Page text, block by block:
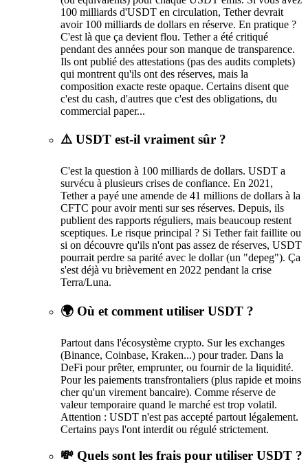
100 milliards d'USDT en circulation, Tether devrait
avoir 100 milliards de dollars en réserve. En pratique ?
C'est là que ça devient flou. Tether a été critiqué
pendant des années pour son manque de transparence.
Ils ont publié des attestations (pas des audits complets)
qui montrent qu'ils ont des réserves, mais la
composition exacte reste opaque. Certains disent que
c'est du cash, d'autres que c'est des obligations, du
commercial paper...
⚠️ USDT est-il vraiment sûr ?
C'est la question à 100 milliards de dollars. USDT a
survécu à plusieurs crises de confiance. En 2021,
Tether a payé une amende de 41 millions de dollars à la
CFTC pour avoir menti sur ses réserves. Depuis, ils
publient des rapports réguliers, mais beaucoup restent
sceptiques. Le risque principal ? Si Tether fait faillite ou
si on découvre qu'ils n'ont pas assez de réserves, USDT
pourrait perdre sa parité avec le dollar (un "depeg"). Ça
s'est déjà vu brièvement en 2022 pendant la crise
Terra/Luna.
🌍 Où et comment utiliser USDT ?
Partout dans l'écosystème crypto. Sur les exchanges
(Binance, Coinbase, Kraken...) pour trader. Dans la
DeFi pour prêter, emprunter, ou fournir de la liquidité.
Pour les paiements transfrontaliers (plus rapide et moins
cher qu'un virement bancaire). Comme réserve de
valeur temporaire quand le marché est trop volatil.
Attention : USDT n'est pas accepté partout légalement.
Certains pays l'ont interdit ou régulé strictement.
💸 Quels sont les frais pour utiliser USDT ?